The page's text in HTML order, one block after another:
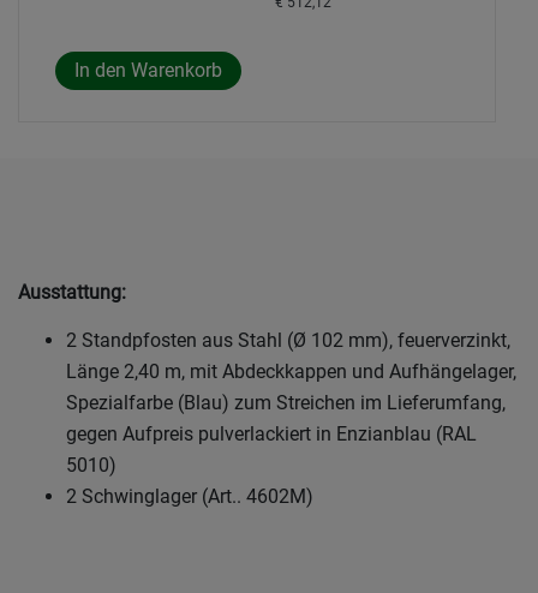
Ausstattung:
2 Standpfosten aus Stahl (Ø 102 mm), feuerverzinkt,
Länge 2,40 m, mit Abdeckkappen und Aufhängelager,
Spezialfarbe (Blau) zum Streichen im Lieferumfang,
gegen Aufpreis pulverlackiert in Enzianblau (RAL
5010)
2 Schwinglager (Art.. 4602M)